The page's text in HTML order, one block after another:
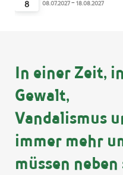
8 08.07.2027-18.08.2027
In einer Zeit,
Gewalt,
Vandalismus
immer mehr
müssen